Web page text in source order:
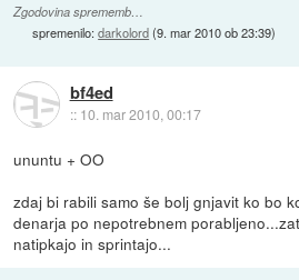
Zgodovina sprememb…
spremenilo:darkolord(9. mar 2010 ob 23:39)
bf4ed
:: 10. mar 2010, 00:17
ununtu + OO
zdaj bi rabili samo še bolj gnjavit ko bo
denarja po nepotrebnem
natipkajo in sprintajo...